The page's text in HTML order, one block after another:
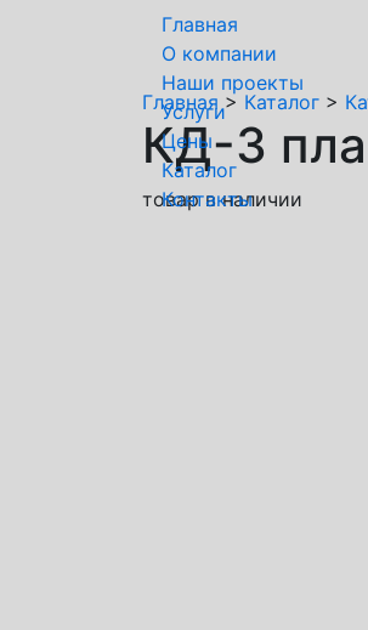
Главная
О компании
Наши проекты
Услуги
Цены
Каталог
Контакты
Главная> Каталог >
КД-3
товар в наличии